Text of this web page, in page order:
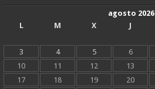
agosto 2026
L
M X J
3
4 5 6
10
11 12 13
17
18 19 20